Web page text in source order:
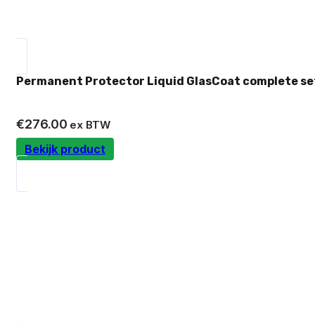
Permanent Protector Liquid GlasCoat complete
€276.00 ex BTW
Bekijk product